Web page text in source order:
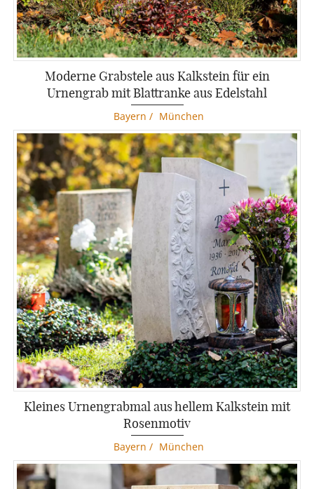
Moderne Grabstele aus Kalkstein für ein
Urnengrab mit Blattranke aus Edelstahl
Bayern / München
Kleines Urnengrabmal aus hellem Kalkstein mit
Rosenmotiv
Bayern / München